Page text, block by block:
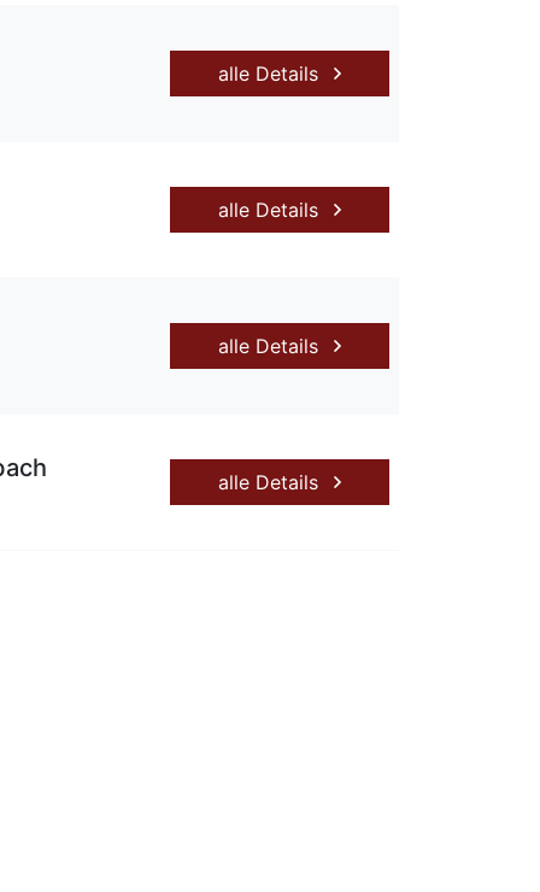
alle Details
alle Details
alle Details
alle Details